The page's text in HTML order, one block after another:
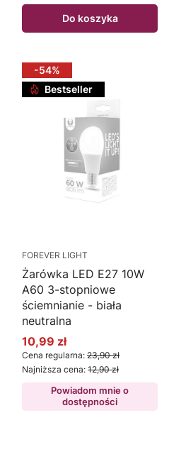
Do koszyka
-54%
Bestseller
FOREVER LIGHT
Żarówka LED E27 10W
A60 3-stopniowe
ściemnianie - biała
neutralna
Cena promocyjna
10,99 zł
Cena regularna: 23,90 zł
Najniższa cena: 12,90 zł
Powiadom mnie o
dostępności